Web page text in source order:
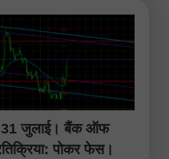
31 जुलाई। बैंक ऑफ
पोकर फेस।